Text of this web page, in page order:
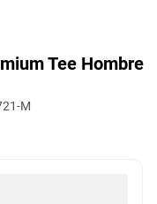
Tee Hombre
M